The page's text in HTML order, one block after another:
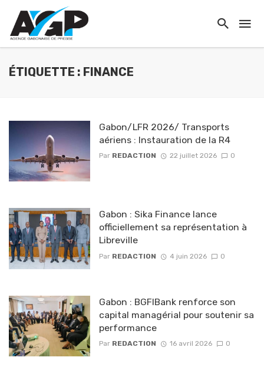
ÉTIQUETTE : FINANCE
Gabon/LFR 2026/ Transports
aériens : Instauration de la R4
Par REDACTION 22 juillet 2026 0
Gabon : Sika Finance lance
officiellement sa représentation à
Libreville
Par REDACTION 4 juin 2026 0
Gabon : BGFIBank renforce son
capital managérial pour soutenir sa
performance
Par REDACTION 16 avril 2026 0